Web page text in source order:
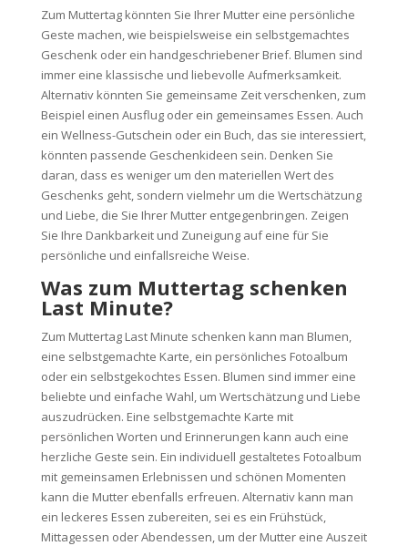
Zum Muttertag könnten Sie Ihrer Mutter eine persönliche
Geste machen, wie beispielsweise ein selbstgemachtes
Geschenk oder ein handgeschriebener Brief. Blumen sind
immer eine klassische und liebevolle Aufmerksamkeit.
Alternativ könnten Sie gemeinsame Zeit verschenken, zum
Beispiel einen Ausflug oder ein gemeinsames Essen. Auch
ein Wellness-Gutschein oder ein Buch, das sie interessiert,
könnten passende Geschenkideen sein. Denken Sie
daran, dass es weniger um den materiellen Wert des
Geschenks geht, sondern vielmehr um die Wertschätzung
und Liebe, die Sie Ihrer Mutter entgegenbringen. Zeigen
Sie Ihre Dankbarkeit und Zuneigung auf eine für Sie
persönliche und einfallsreiche Weise.
Was zum Muttertag schenken
Last Minute?
Zum Muttertag Last Minute schenken kann man Blumen,
eine selbstgemachte Karte, ein persönliches Fotoalbum
oder ein selbstgekochtes Essen. Blumen sind immer eine
beliebte und einfache Wahl, um Wertschätzung und Liebe
auszudrücken. Eine selbstgemachte Karte mit
persönlichen Worten und Erinnerungen kann auch eine
herzliche Geste sein. Ein individuell gestaltetes Fotoalbum
mit gemeinsamen Erlebnissen und schönen Momenten
kann die Mutter ebenfalls erfreuen. Alternativ kann man
ein leckeres Essen zubereiten, sei es ein Frühstück,
Mittagessen oder Abendessen, um der Mutter eine Auszeit